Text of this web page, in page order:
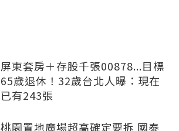
屏東套房＋存股千張00878...目標
65歲退休！32歲台北人曝：現在
已有243張
桃園置地廣場超高確定要拆 國泰